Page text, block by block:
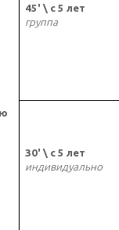
45' \ с 5 лет
группа
30' \ с 5 лет
индивидуально